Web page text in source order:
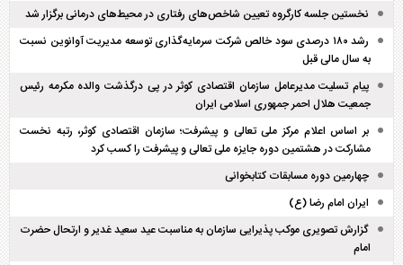
نخستین جلسه کارگروه تعیین شاخص‌های رفتاری در محیط‌های درمانی برگزار شد
رشد ۱۸۰ درصدی سود خالص شرکت سرمایه‌گذاری توسعه مدیریت آوانوین نسبت
به سال مالی قبل
پیام تسلیت مدیرعامل سازمان اقتصادی کوثر در پی درگذشت والده مکرمه رئیس
جمعیت هلال احمر جمهوری اسلامی ایران
بر اساس اعلام مرکز ملی تعالی و پیشرفت؛ سازمان اقتصادی کوثر، رتبه نخست
مشارکت در هشتمین دوره جایزه ملی تعالی و پیشرفت را کسب کرد
چهارمین دوره مسابقات کتابخوانی
ایران امام رضا (ع)
گزارش تصویری موکب پذیرایی سازمان به مناسبت عید سعید غدیر و ارتحال حضرت
امام